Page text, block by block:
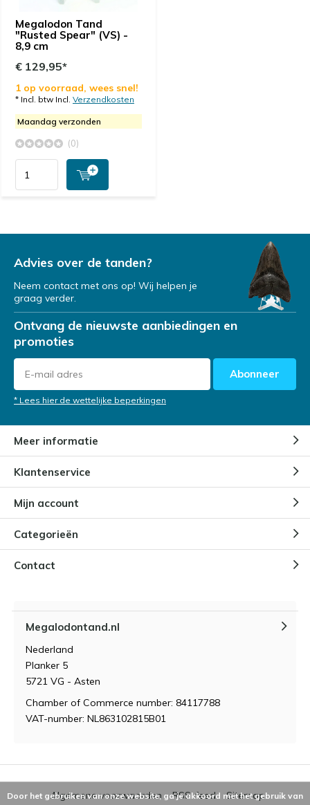
Megalodon Tand
"Rusted Spear" (VS) -
8,9 cm
€ 129,95*
1 op voorraad, wees snel!
* Incl. btw Incl. Verzendkosten
Maandag verzonden
(0)
Advies over de tanden?
Neem contact met ons op! Wij helpen je
graag verder.
Ontvang de nieuwste aanbiedingen en
promoties
Abonneer
* Lees hier de wettelijke beperkingen
Meer informatie
Klantenservice
Mijn account
Categorieën
Contact
Megalodontand.nl
Nederland
Planker 5
5721 VG - Asten
Chamber of Commerce number: 84117788
VAT-number: NL863102815B01
Algemene voorwaarden RSS-feed Sitemap
Door het gebruiken van onze website, ga je akkoord met het gebruik van